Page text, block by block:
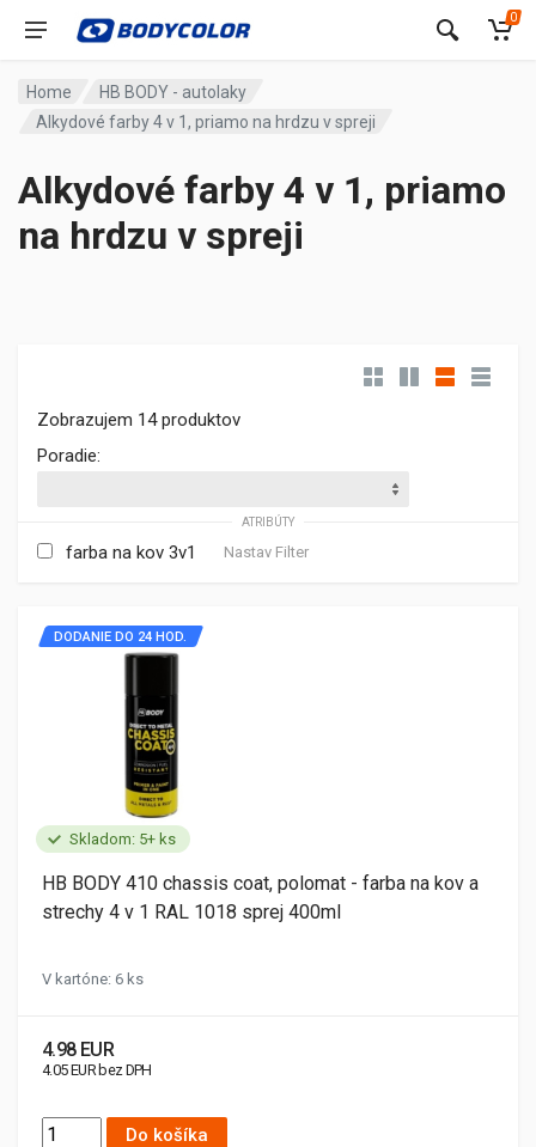
0
Home
HB BODY - autolaky
Alkydové farby 4 v 1, priamo na hrdzu v spreji
Alkydové farby 4 v 1, priamo
na hrdzu v spreji
Zobrazujem 14 produktov
Poradie:
ATRIBÚTY
farba na kov 3v1 Nastav Filter
Skladom: 5+ ks
DODANIE DO 24 HOD.
HB BODY 410 chassis coat, polomat - farba na kov a
strechy 4 v 1 RAL 1018 sprej 400ml
V kartóne: 6 ks
4.98 EUR
4.05 EUR bez DPH
Do košíka